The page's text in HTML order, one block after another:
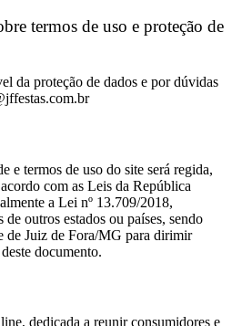
termos de uso e proteção de
da proteção de dados e por dúvidas
e termos de uso do site será regida,
com as Leis da República
a Lei nº 13.709/2018,
outros estados ou países, sendo
de Juiz de Fora/MG para dirimir
documento.
dedicada a reunir consumidores e